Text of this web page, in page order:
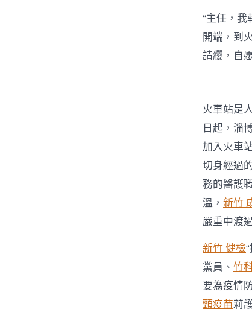
“主任，我
開端，到
請纓，自
火車站是
日起，淄
加入火車
切身經過
務的醫護
溫， 新竹
嚴重中渡
新竹 健檢
黨員、 竹
要為疫情
頸疫苗莉